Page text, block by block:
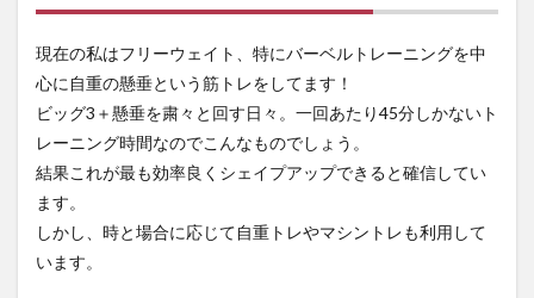
ムの意
ち辛く
慣れる
と時間
がかか
る
2.2
ント
レー
ニン
現在の私はフリーウェイト、特にバーベルトレーニングを中
心に自重の懸垂という筋トレをしてます！
ビッグ3＋懸垂を粛々と回す日々。一回あたり45分しかないト
レーニング時間なのでこんなものでしょう。
結果これが最も効率良くシェイプアップできると確信してい
ます。
しかし、時と場合に応じて自重トレやマシントレも利用して
います。